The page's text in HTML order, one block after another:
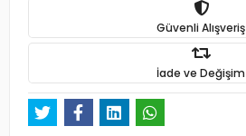
Güvenli Alışveriş
İade ve Değişim